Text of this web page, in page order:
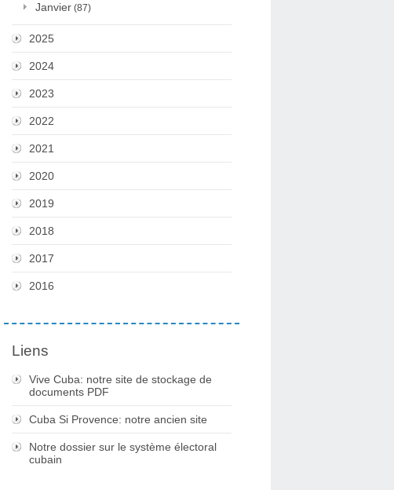
Janvier (87)
2025
2024
2023
2022
2021
2020
2019
2018
2017
2016
Liens
Vive Cuba: notre site de stockage de
documents PDF
Cuba Si Provence: notre ancien site
Notre dossier sur le système électoral
cubain